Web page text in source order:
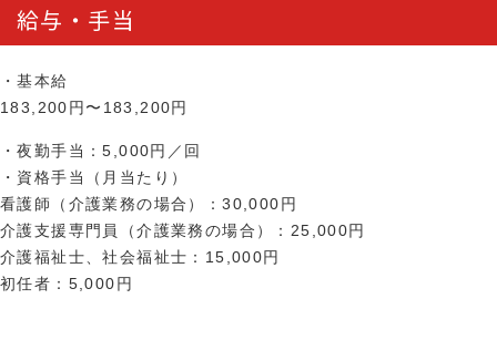
給与・手当
・基本給
183,200円〜183,200円
・夜勤手当：5,000円／回
・資格手当（月当たり）
看護師（介護業務の場合）：30,000円
介護支援専門員（介護業務の場合）：25,000円
介護福祉士、社会福祉士：15,000円
初任者：5,000円